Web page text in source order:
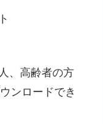
、高齢者の方
ンロードでき